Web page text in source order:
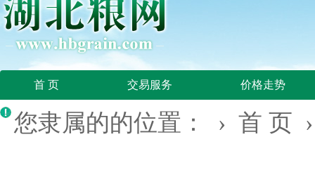
首 页 交易服务 价格走势
您隶属的的位置： › 首 页